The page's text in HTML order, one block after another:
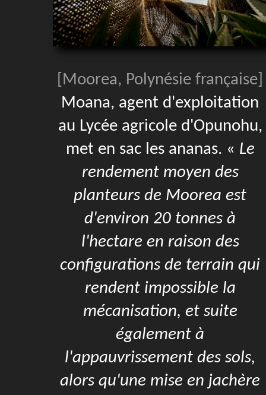
[Moorea, Polynésie française]
Moana, agent d'exploitation
au Lycée agricole d'Opunohu,
met en sac les ananas. « Le
rendement moyen des
planteurs de Moorea est
d'environ 20 tonnes à
l'hectare en raison des
configurations de terrain qui
rendent impossible la
mécanisation, et suite
également à
l'appauvrissement des sols,
alors qu'une mise en jachère